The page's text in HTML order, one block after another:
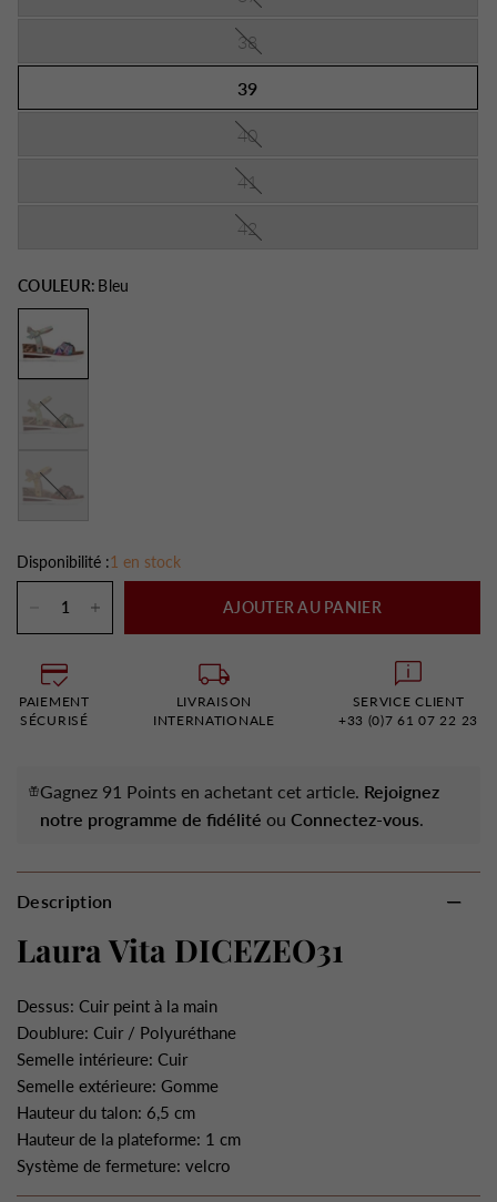
38
39
40
41
42
COULEUR: Bleu
Disponibilité :1 en stock
AJOUTER AU PANIER
PAIEMENT
SÉCURISÉ
LIVRAISON
INTERNATIONALE
SERVICE CLIENT
+33 (0)7 61 07 22 23
Gagnez 91 Points en achetant cet article. Rejoignez
notre programme de fidélité ouConnectez-vous.
Description
Laura Vita DICEZEO31
Dessus: Cuir peint à la main
Doublure: Cuir / Polyuréthane
Semelle intérieure: Cuir
Semelle extérieure: Gomme
Hauteur du talon: 6,5 cm
Hauteur de la plateforme: 1 cm
Système de fermeture: velcro